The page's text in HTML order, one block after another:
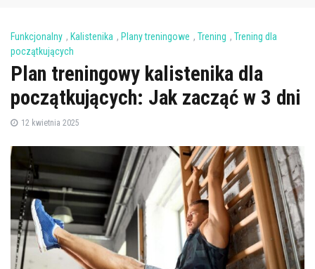
Funkcjonalny , Kalistenika , Plany treningowe , Trening , Trening dla
początkujących
Plan treningowy kalistenika dla
początkujących: Jak zacząć w 3 dni
12 kwietnia 2025